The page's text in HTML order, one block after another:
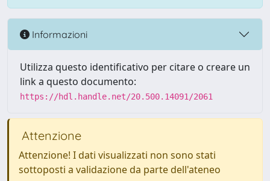
Informazioni
Utilizza questo identificativo per citare o creare un
link a questo documento:
https://hdl.handle.net/20.500.14091/2061
Attenzione
Attenzione! I dati visualizzati non sono stati
sottoposti a validazione da parte dell'ateneo